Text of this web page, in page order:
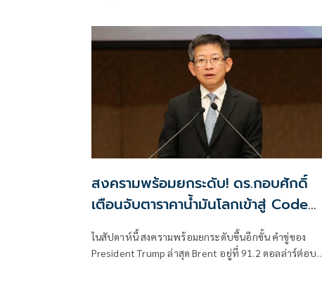
เว้นการยิงกันเป็นวันที่สามติดต่อกัน
สงครามพร้อมยกระดับ! ดร.กอบศักดิ์
เตือนจับตาราคาน้ำมันโลกเข้าสู่ Code
Yellow อีกครั้ง
ในสัปดาห์นี้ สงครามพร้อมยกระดับขึ้นอีกขั้น คำขู่ของ
President Trump ล่าสุด Brent อยู่ที่ 91.2 ดอลล่าร์ต่อบา